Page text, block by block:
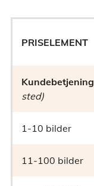
PRISELEMENT
Kundebetjening
sted)
1-10 bilder
11-100 bilder